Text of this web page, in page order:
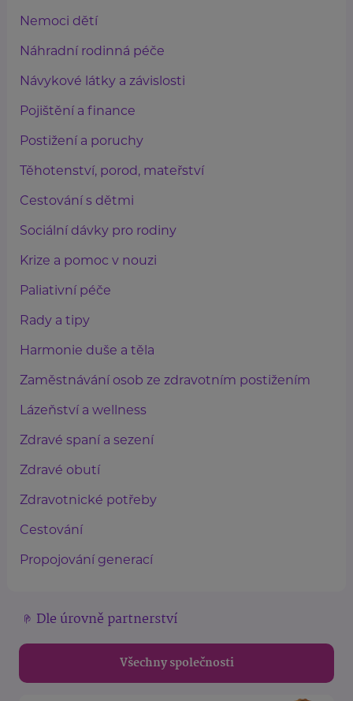
Nemoci dětí
Náhradní rodinná péče
Návykové látky a závislosti
Pojištění a finance
Postižení a poruchy
Těhotenství, porod, mateřství
Cestování s dětmi
Sociální dávky pro rodiny
Krize a pomoc v nouzi
Paliativní péče
Rady a tipy
Harmonie duše a těla
Zaměstnávání osob ze zdravotním postižením
Lázeňství a wellness
Zdravé spaní a sezení
Zdravé obutí
Zdravotnické potřeby
Cestování
Propojování generací
Dle úrovně partnerství
Všechny společnosti